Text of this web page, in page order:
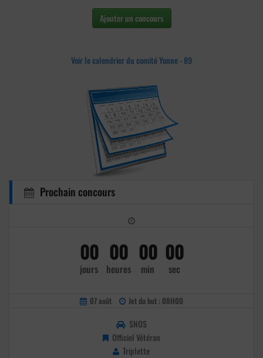
Ajouter un concours
Voir le calendrier du comité Yonne - 89
Prochain concours
00
jours
00
heures
00
min
00
sec
07 août Jet du but : 08H00
SNOS
Officiel Vétéran
Triplette